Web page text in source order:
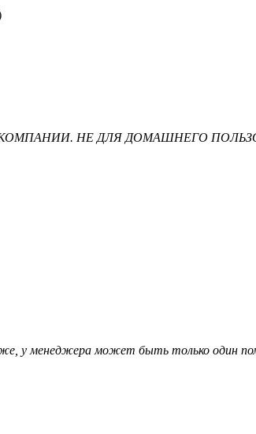
КОМПАНИИ. НЕ ДЛЯ ДОМАШНЕГО
у менеджера может быть только один